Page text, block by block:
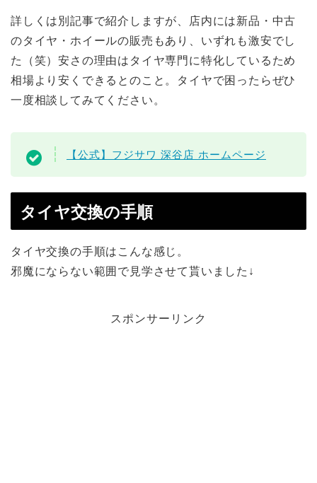
詳しくは別記事で紹介しますが、店内には新品・中古
のタイヤ・ホイールの販売もあり、いずれも激安でし
た（笑）安さの理由はタイヤ専門に特化しているため
相場より安くできるとのこと。タイヤで困ったらぜひ
一度相談してみてください。
【公式】フジサワ 深谷店 ホームページ
タイヤ交換の手順
タイヤ交換の手順はこんな感じ。
邪魔にならない範囲で見学させて貰いました↓
スポンサーリンク